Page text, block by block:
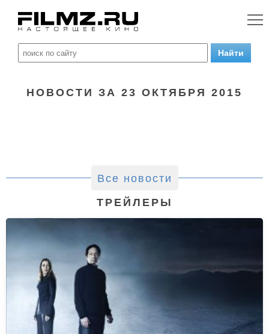
НОВОСТИ ЗА 23 ОКТЯБРЯ 2015
Все новости
ТРЕЙЛЕРЫ